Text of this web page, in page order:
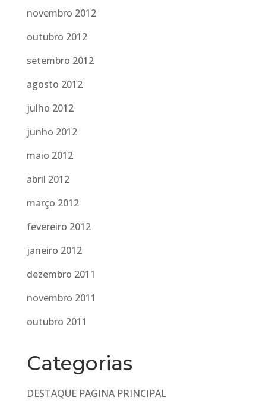
novembro 2012
outubro 2012
setembro 2012
agosto 2012
julho 2012
junho 2012
maio 2012
abril 2012
março 2012
fevereiro 2012
janeiro 2012
dezembro 2011
novembro 2011
outubro 2011
Categorias
DESTAQUE PAGINA PRINCIPAL